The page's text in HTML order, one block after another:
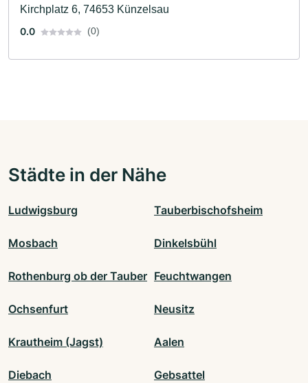
Kirchplatz 6, 74653 Künzelsau
0.0
(0)
Städte in der Nähe
Ludwigsburg Tauberbischofsheim
Mosbach Dinkelsbühl
Rothenburg ob der Tauber Feuchtwangen
Ochsenfurt Neusitz
Krautheim (Jagst) Aalen
Diebach Gebsattel